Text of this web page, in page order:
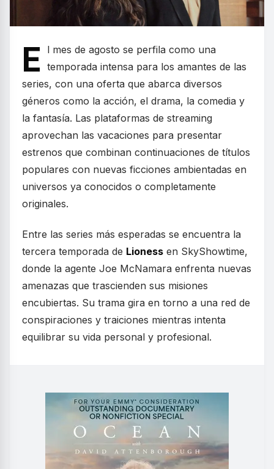
E
l mes de agosto se perfila como una
temporada intensa para los amantes de las
series, con una oferta que abarca diversos
géneros como la acción, el drama, la comedia y
la fantasía. Las plataformas de streaming
aprovechan las vacaciones para presentar
estrenos que combinan continuaciones de títulos
populares con nuevas ficciones ambientadas en
universos ya conocidos o completamente
originales.
Entre las series más esperadas se encuentra la
tercera temporada de Lioness en SkyShowtime,
donde la agente Joe McNamara enfrenta nuevas
amenazas que trascienden sus misiones
encubiertas. Su trama gira en torno a una red de
conspiraciones y traiciones mientras intenta
equilibrar su vida personal y profesional.